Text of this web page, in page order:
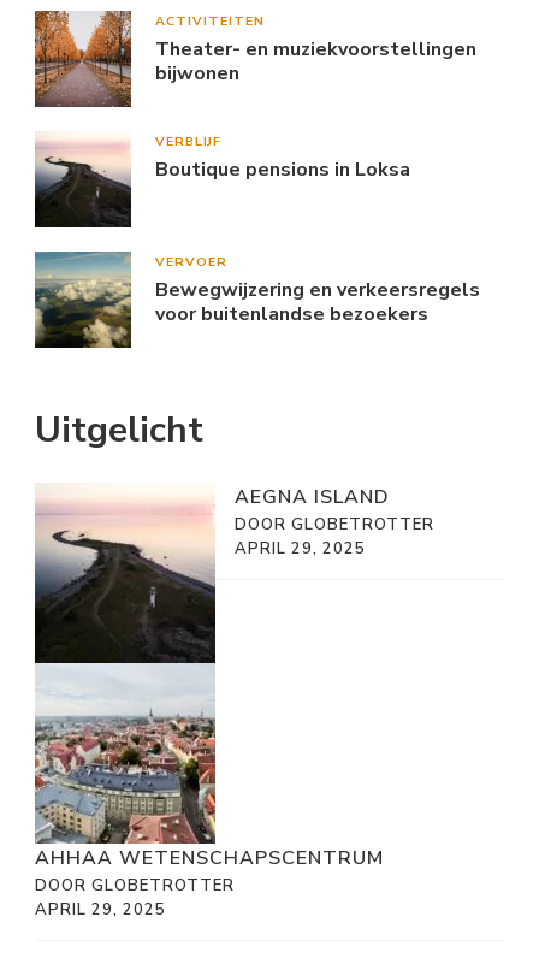
ACTIVITEITEN
Theater- en muziekvoorstellingen
bijwonen
VERBLIJF
Boutique pensions in Loksa
VERVOER
Bewegwijzering en verkeersregels
voor buitenlandse bezoekers
Uitgelicht
AEGNA ISLAND
DOOR GLOBETROTTER
APRIL 29, 2025
AHHAA WETENSCHAPSCENTRUM
DOOR GLOBETROTTER
APRIL 29, 2025